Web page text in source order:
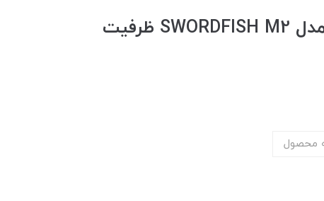
*هارد SSD اینترنال ADATA مدل SWORDFISH M2 ظرفیت
محصول